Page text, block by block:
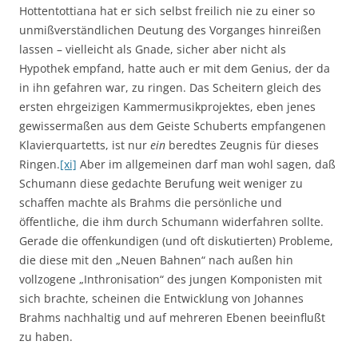
Hottentottiana hat er sich selbst freilich nie zu einer so
unmißverständlichen Deutung des Vorganges hinreißen
lassen – vielleicht als Gnade, sicher aber nicht als
Hypothek empfand, hatte auch er mit dem Genius, der da
in ihn gefahren war, zu ringen. Das Scheitern gleich des
ersten ehrgeizigen Kammermusikprojektes, eben jenes
gewissermaßen aus dem Geiste Schuberts empfangenen
Klavierquartetts, ist nur ein beredtes Zeugnis für dieses
Ringen.[xi] Aber im allgemeinen darf man wohl sagen, daß
Schumann diese gedachte Berufung weit weniger zu
schaffen machte als Brahms die persönliche und
öffentliche, die ihm durch Schumann widerfahren sollte.
Gerade die offenkundigen (und oft diskutierten) Probleme,
die diese mit den „Neuen Bahnen“ nach außen hin
vollzogene „Inthronisation“ des jungen Komponisten mit
sich brachte, scheinen die Entwicklung von Johannes
Brahms nachhaltig und auf mehreren Ebenen beeinflußt
zu haben.